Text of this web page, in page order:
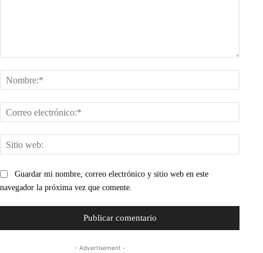
web:
Guardar mi nombre, correo electrónico y sitio web en este
navegador la próxima vez que comente.
- Advertisement -